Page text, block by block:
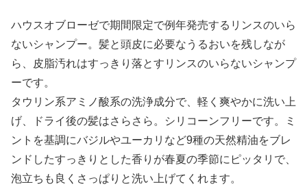
ハウスオブローゼで期間限定で例年発売するリンスのいら
ないシャンプー。髪と頭皮に必要なうるおいを残しなが
ら、皮脂汚れはすっきり落とすリンスのいらないシャンプ
ーです。
タウリン系アミノ酸系の洗浄成分で、軽く爽やかに洗い上
げ、ドライ後の髪はさらさら。シリコーンフリーです。ミ
ントを基調にバジルやユーカリなど9種の天然精油をブレ
ンドしたすっきりとした香りが春夏の季節にピッタリで、
泡立ちも良くさっぱりと洗い上げてくれます。